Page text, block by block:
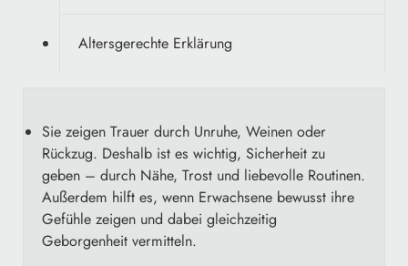
Altersgerechte Erklärung
Sie zeigen Trauer durch Unruhe, Weinen oder
Rückzug. Deshalb ist es wichtig, Sicherheit zu
geben – durch Nähe, Trost und liebevolle Routinen.
Außerdem hilft es, wenn Erwachsene bewusst ihre
Gefühle zeigen und dabei gleichzeitig
Geborgenheit vermitteln.